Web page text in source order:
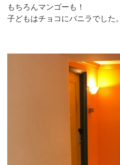
もちろんマンゴーも！
子どもはチョコにバニラでした。